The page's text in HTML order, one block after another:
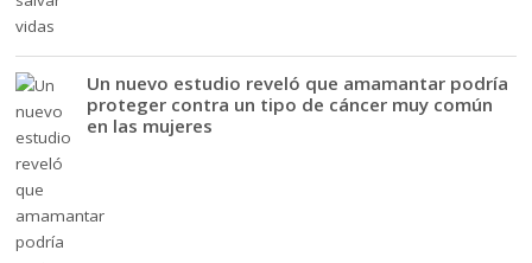
Un nuevo estudio reveló que amamantar podría
proteger contra un tipo de cáncer muy común
en las mujeres